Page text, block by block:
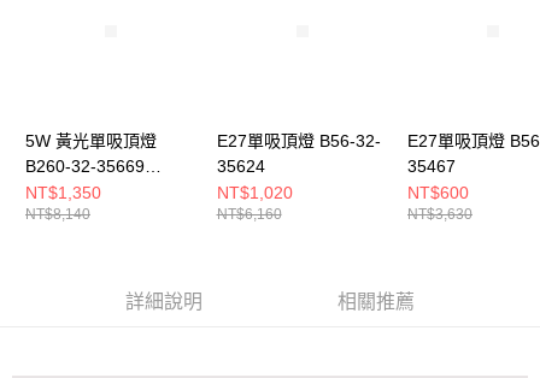
5W 黃光單吸頂燈
B260-32-35669
3566A
NT$1,350
NT$8,140
E27單吸頂燈 B56-32-
35624
NT$1,020
NT$6,160
E27單吸頂燈
35467
NT$600
NT$3,630
詳細說明 相關推薦